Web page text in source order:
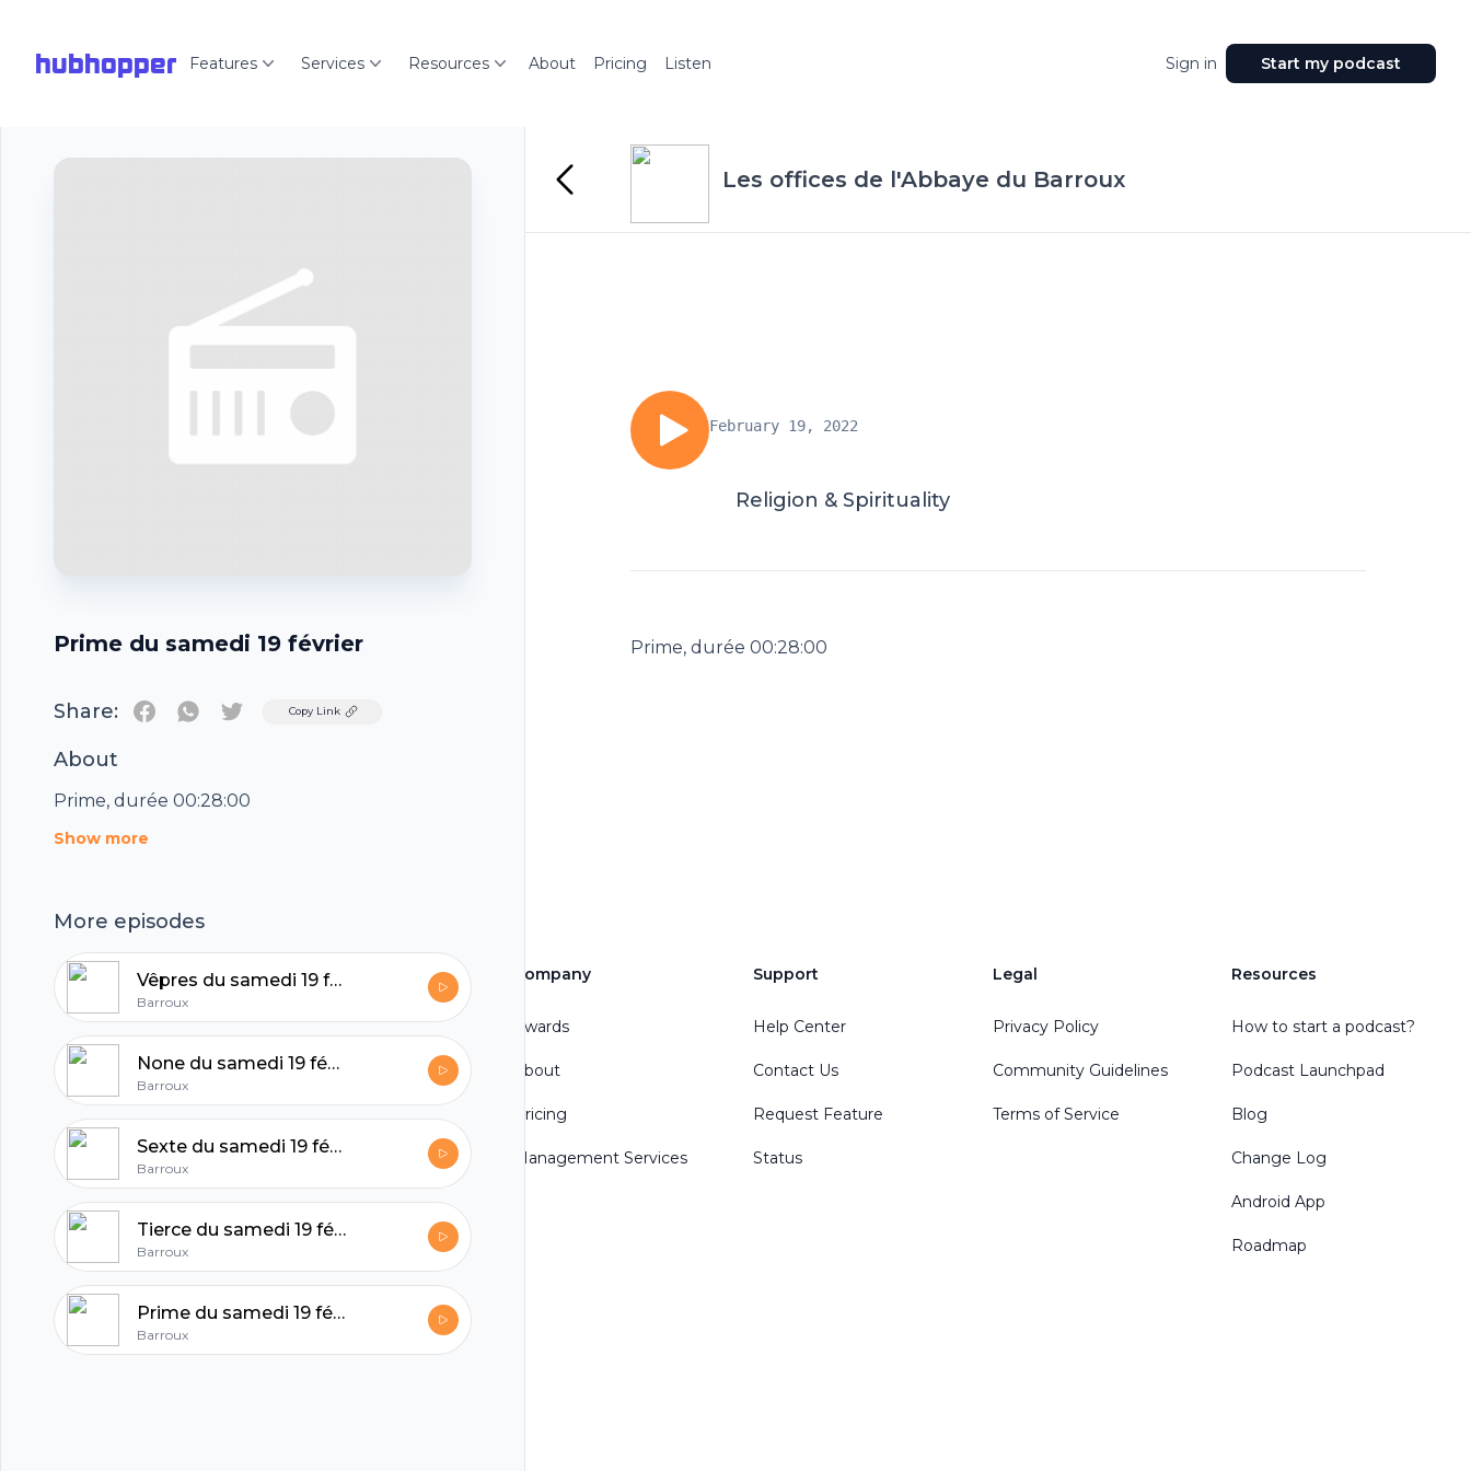
hubhopper Features Services Resources About Pricing Listen Sign in Start my podcast
Prime du samedi 19 février
Share: TwitterCopy Link
About
Prime, durée 00:28:00
Show more
More episodes
Vêpres du samedi 19 février
Barroux
None du samedi 19 février
Barroux
Sexte du samedi 19 février
Barroux
Tierce du samedi 19 février
Barroux
Prime du samedi 19 février
Barroux
Les offices de l'Abbaye du Barroux
February 19, 2022
Religion & Spirituality
Prime, durée 00:28:00
Footer
hubhopper
All in one podcasting platform.
Start my podcast
Company
Awards
About
Pricing
Management Services
Support
Help Center
Contact Us
Request Feature
Status
Legal
Privacy Policy
Community Guidelines
Terms of Service
Resources
How to start a podcast?
Podcast Launchpad
Blog
Change Log
Android App
Roadmap